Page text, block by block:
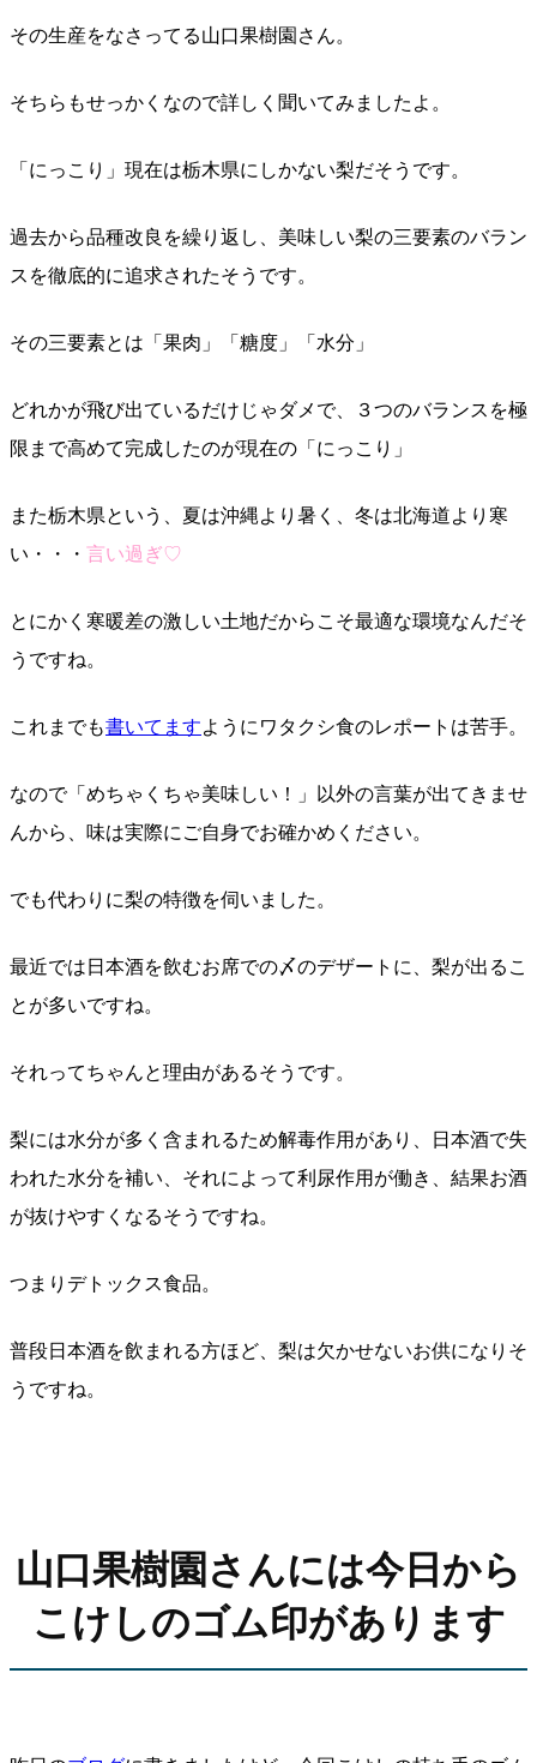
その生産をなさってる山口果樹園さん。
そちらもせっかくなので詳しく聞いてみましたよ。
「にっこり」現在は栃木県にしかない梨だそうです。
過去から品種改良を繰り返し、美味しい梨の三要素のバラン
スを徹底的に追求されたそうです。
その三要素とは「果肉」「糖度」「水分」
どれかが飛び出ているだけじゃダメで、３つのバランスを極
限まで高めて完成したのが現在の「にっこり」
また栃木県という、夏は沖縄より暑く、冬は北海道より寒
い・・・ 言い過ぎ♡
とにかく寒暖差の激しい土地だからこそ最適な環境なんだそ
うですね。
これまでも書いてますようにワタクシ食のレポートは苦手。
なので「めちゃくちゃ美味しい！」以外の言葉が出てきませ
んから、味は実際にご自身でお確かめください。
でも代わりに梨の特徴を伺いました。
最近では日本酒を飲むお席での〆のデザートに、梨が出るこ
とが多いですね。
それってちゃんと理由があるそうです。
梨には水分が多く含まれるため解毒作用があり、日本酒で失
われた水分を補い、それによって利尿作用が働き、結果お酒
が抜けやすくなるそうですね。
つまりデトックス食品。
普段日本酒を飲まれる方ほど、梨は欠かせないお供になりそ
うですね。
山口果樹園さんには今日から
こけしのゴム印があります